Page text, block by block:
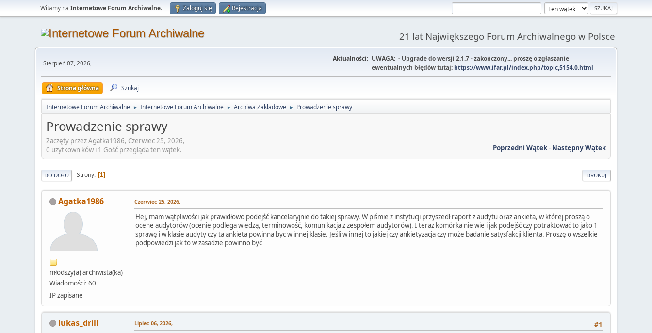
Witamy na Internetowe Forum Archiwalne. Zaloguj się Rejestracja
21 lat Największego Forum Archiwalnego w Polsce
Sierpień 07, 2026,
Aktualności: UWAGA: - Upgrade do wersji 2.1.7 - zakończony... proszę o zgłaszanie
ewentualnych błędów tutaj: https://www.ifar.pl/index.php/topic,5154.0.html
Strona główna Szukaj
Internetowe Forum Archiwalne ► Internetowe Forum Archiwalne ► Archiwa Zakładowe ► Prowadzenie sprawy
Prowadzenie sprawy
Zaczęty przez Agatka1986, Czerwiec 25, 2026,
Poprzedni Wątek- Następny Wątek
0 użytkowników i 1 Gość przegląda ten wątek.
DRUKUJ
DO DOŁU Strony 1
Agatka1986
młodszy(a) archiwista(ka)
Wiadomości: 60
IP zapisane
Czerwiec 25, 2026,
Hej, mam wątpliwości jak prawidłowo podejść kancelaryjnie do takiej sprawy. W piśmie z instytucji przyszedł raport z audytu oraz ankieta, w której proszą o
ocene audytorów (ocenie podlega wiedzą, terminowość, komunikacja z zespołem audytorów). I teraz komórka nie wie i jak podejść czy potraktować to jako 1
sprawę i w klasie audyty czy ta ankieta powinna byc w innej klasie. Jeśli w innej to jakiej czy ankietyzacja czy może badanie satysfakcji klienta. Proszę o wszelkie
podpowiedzi jak to w zasadzie powinno być
lukas_drill #1
Lipiec 06, 2026,